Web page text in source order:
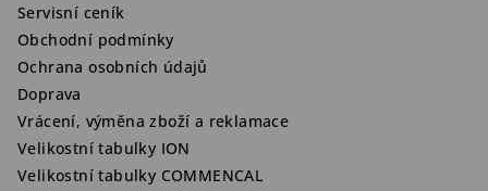
Servisní ceník
Obchodní podmínky
Ochrana osobních údajů
Doprava
Vrácení, výměna zboží a reklamace
Velikostní tabulky ION
Velikostní tabulky COMMENCAL